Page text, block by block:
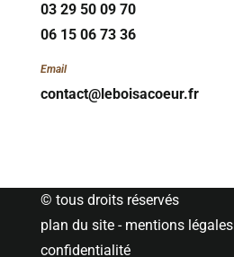
03 29 50 09 70
06 15 06 73 36
Email
contact@leboisacoeur.fr
© tous droits réservés
plan du site- mentions légales
confidentialité